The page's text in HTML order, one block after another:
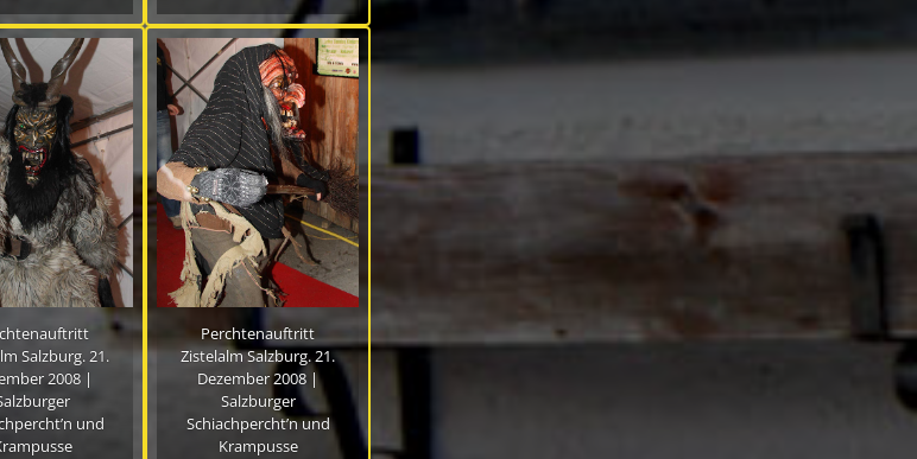
Salzburg. 21.
2008 |
und
Perchtenauftritt
Zistelalm Salzburg. 21.
Dezember 2008 |
Salzburger
Schiachpercht’n und
Krampusse